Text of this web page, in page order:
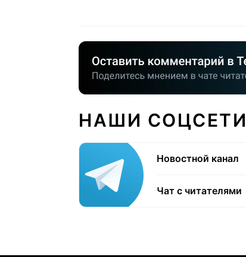
НАШИ СОЦСЕТИ
Новостной канал
Чат с читателями